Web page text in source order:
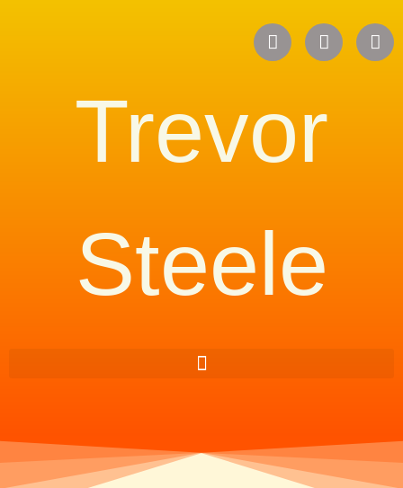
Trevor
Steele